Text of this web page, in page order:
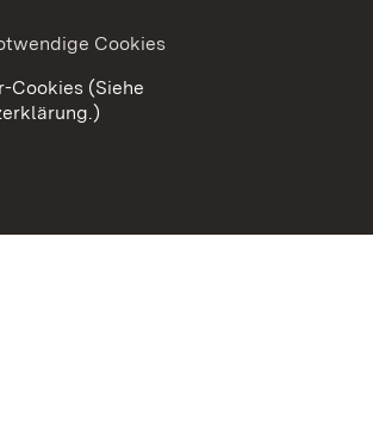
des MLR Baden-Württemberg
Cookies
Cookies (Siehe